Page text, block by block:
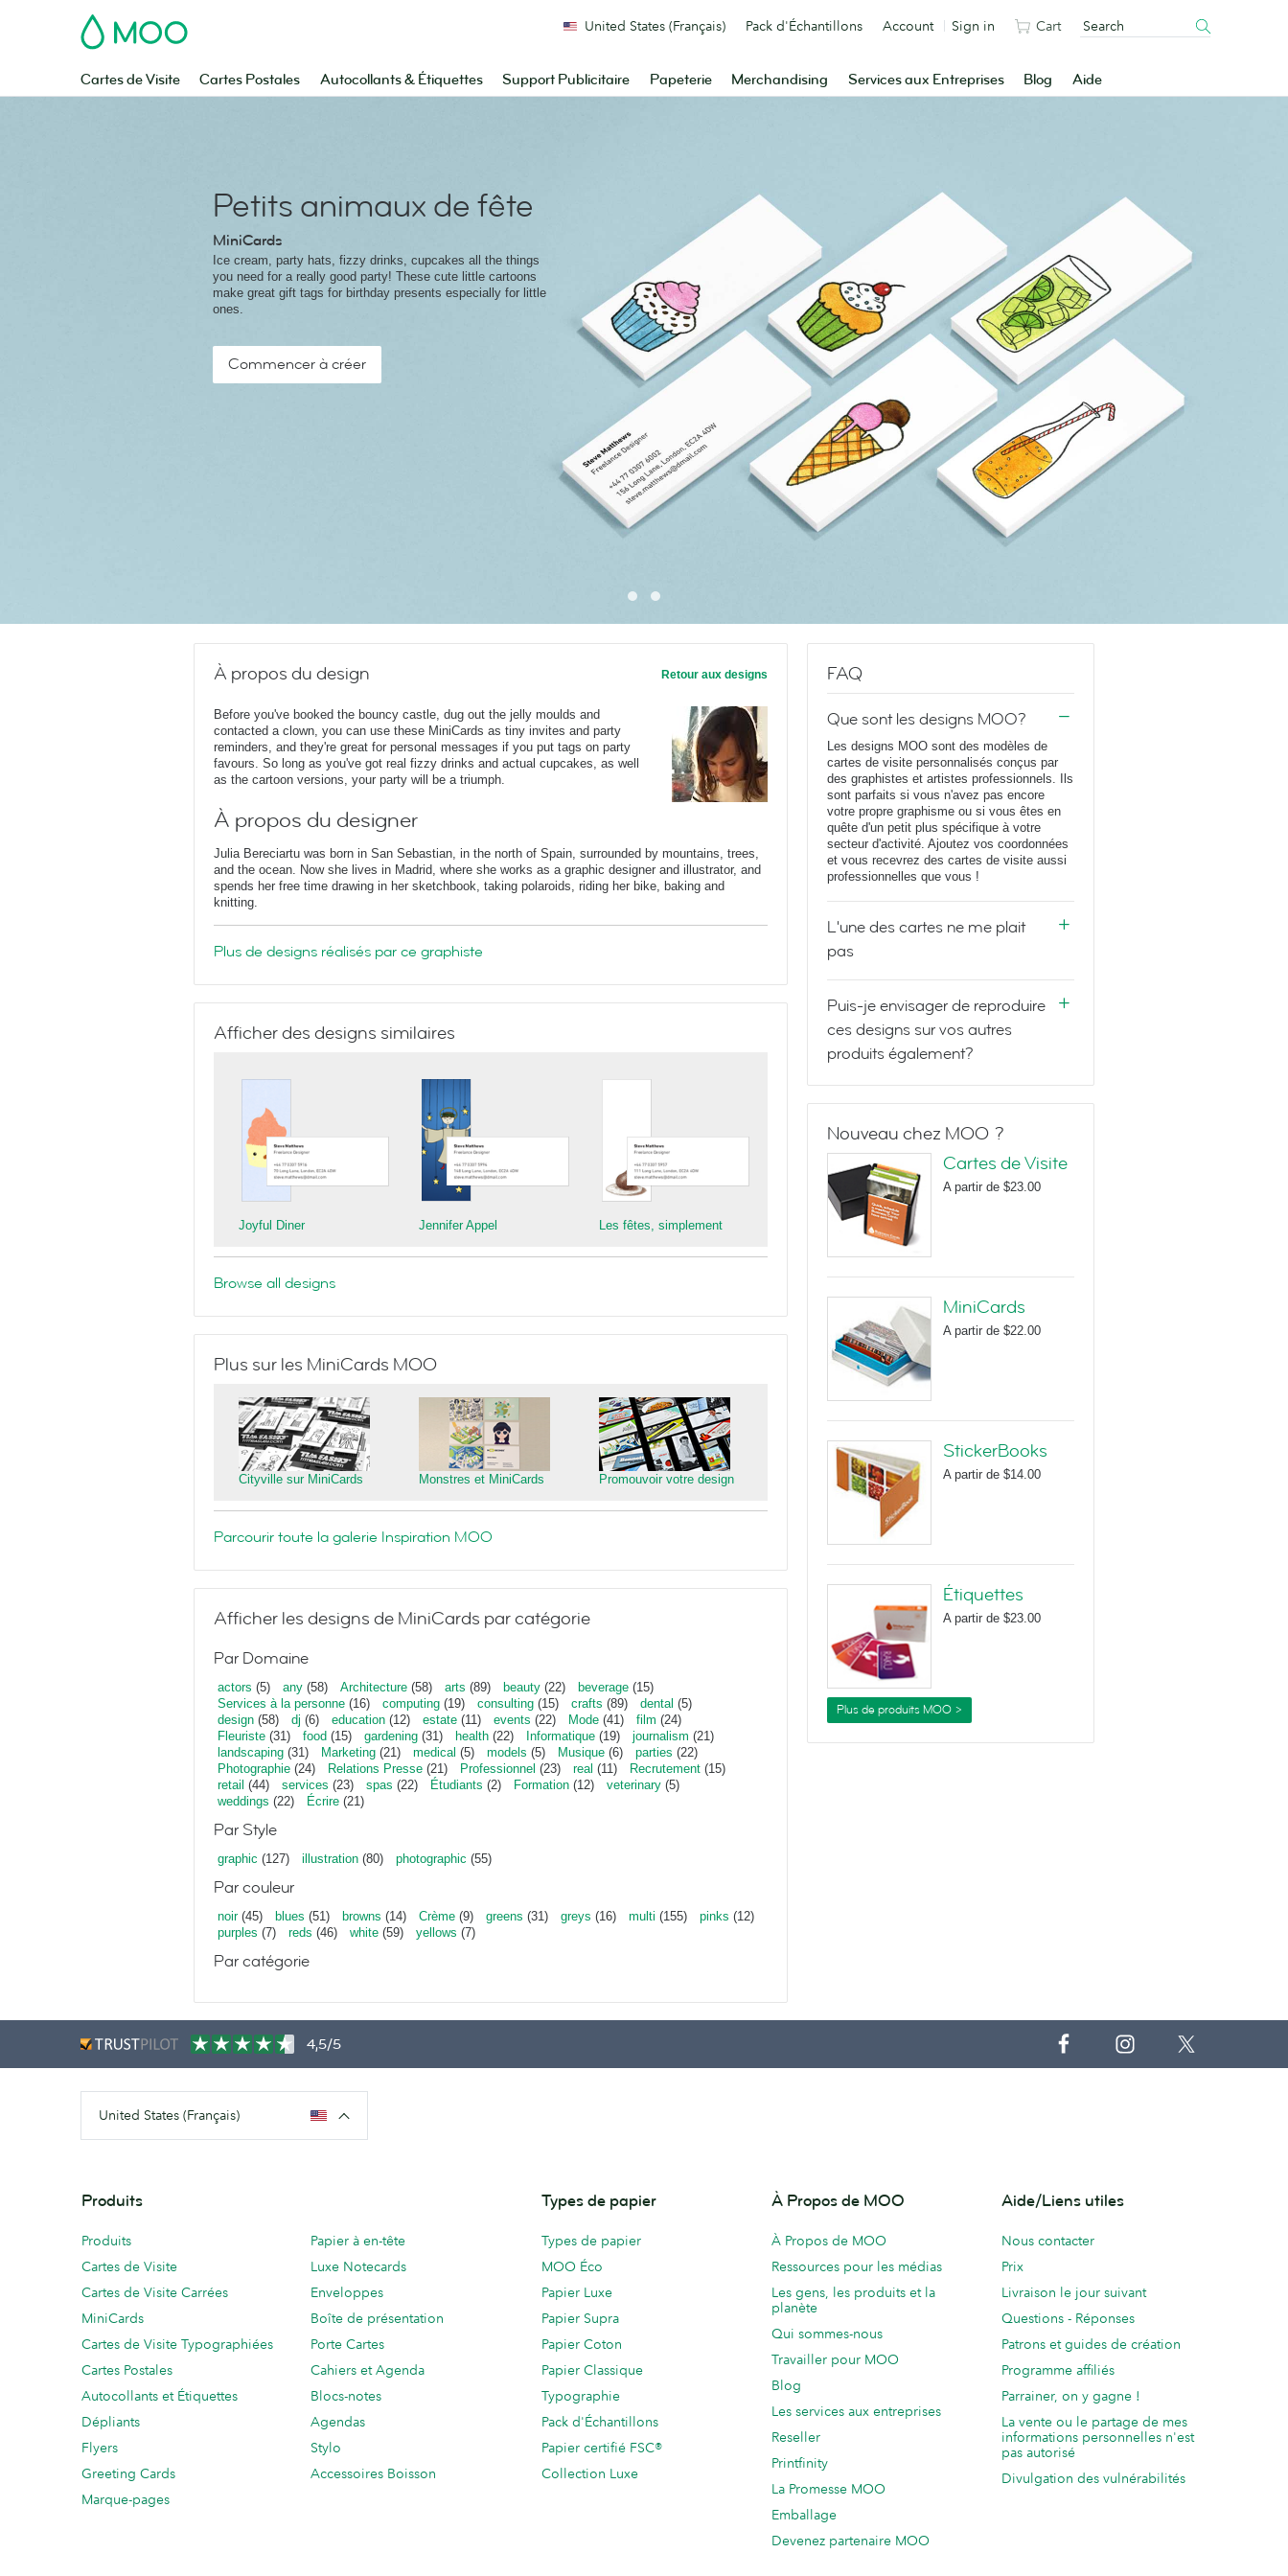
MOO
Cartes de Visite Cartes Postales Autocollants & Étiquettes Support Publicitaire Papeterie Merchandising Services aux Entreprises Blog Aide
United States (Français) Pack d'Échantillons Account Sign in Cart
Petits animaux de fête
MiniCards
Ice cream, party hats, fizzy drinks, cupcakes all the things
you need for a really good party! These cute little cartoons
make great gift tags for birthday presents especially for little
ones.
Commencer à créer
À propos du design Retour aux designs
Before you've booked the bouncy castle, dug out the jelly moulds and
contacted a clown, you can use these MiniCards as tiny invites and party
reminders, and they're great for personal messages if you put tags on party
favours. So long as you've got real fizzy drinks and actual cupcakes, as well
as the cartoon versions, your party will be a triumph.
À propos du designer
Julia Bereciartu was born in San Sebastian, in the north of Spain, surrounded by mountains, trees,
and the ocean. Now she lives in Madrid, where she works as a graphic designer and illustrator, and
spends her free time drawing in her sketchbook, taking polaroids, riding her bike, baking and
knitting.
Plus de designs réalisés par ce graphiste
Afficher des designs similaires
Joyful Diner Jennifer Appel Les fêtes, simplement
Browse all designs
Plus sur les MiniCards MOO
Cityville sur MiniCards Monstres et MiniCards Promouvoir votre design
Parcourir toute la galerie Inspiration MOO
Afficher les designs de MiniCards par catégorie
Par Domaine
actors (5) any (58) Architecture (58) arts (89) beauty (22) beverage (15)
Services à la personne (16) computing (19) consulting (15) crafts (89) dental (5)
design (58) dj (6) education (12) estate (11) events (22) Mode (41) film (24)
Fleuriste (31) food (15) gardening (31) health (22) Informatique (19) journalism (21)
landscaping (31) Marketing (21) medical (5) models (5) Musique (6) parties (22)
Photographie (24) Relations Presse (21) Professionnel (23) real (11) Recrutement (15)
retail (44) services (23) spas (22) Étudiants (2) Formation (12) veterinary (5)
weddings (22) Écrire (21)
Par Style
graphic (127) illustration (80) photographic (55)
Par couleur
noir(45) blues (51) browns (14) Crème (9) greens (31) greys (16) multi (155) pinks (12)
purples (7) reds (46) white (59) yellows (7)
Par catégorie
FAQ
Que sont les designs MOO?
Les designs MOO sont des modèles de
cartes de visite personnalisés conçus par
des graphistes et artistes professionnels. Ils
sont parfaits si vous n'avez pas encore
votre propre graphisme ou si vous êtes en
quête d'un petit plus spécifique à votre
secteur d'activité. Ajoutez vos coordonnées
et vous recevrez des cartes de visite aussi
professionnelles que vous !
L'une des cartes ne me plait
pas
Puis-je envisager de reproduire
ces designs sur vos autres
produits également?
Nouveau chez MOO ?
Cartes de Visite
A partir de $23.00
MiniCards
A partir de $22.00
StickerBooks
A partir de $14.00
Étiquettes
A partir de $23.00
Plus de produits MOO >
4,5/5
United States (Français)
Produits
Produits
Cartes de Visite
Cartes de Visite Carrées
MiniCards
Cartes de Visite Typographiées
Cartes Postales
Autocollants et Étiquettes
Dépliants
Flyers
Greeting Cards
Marque-pages
Papier à en-tête
Luxe Notecards
Enveloppes
Boîte de présentation
Porte Cartes
Cahiers et Agenda
Blocs-notes
Agendas
Stylo
Accessoires Boisson
Types de papier
Types de papier
MOO Éco
Papier Luxe
Papier Supra
Papier Coton
Papier Classique
Typographie
Pack d'Échantillons
Papier certifié FSC®
Collection Luxe
À Propos de MOO
À Propos de MOO
Ressources pour les médias
Les gens, les produits et la
planète
Qui sommes-nous
Travailler pour MOO
Blog
Les services aux entreprises
Reseller
Printfinity
La Promesse MOO
Emballage
Devenez partenaire MOO
Aide/Liens utiles
Nous contacter
Prix
Livraison le jour suivant
Questions - Réponses
Patrons et guides de création
Programme affiliés
Parrainer, on y gagne !
La vente ou le partage de mes
informations personnelles n'est
pas autorisé
Divulgation des vulnérabilités